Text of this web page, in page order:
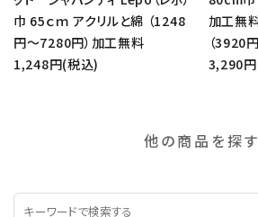
巾 65ｃｍ アクリルと綿 （1248
円～7280円）加工無料
1,248円(税込)
加工無
（3920
3,290
他の商品を探す